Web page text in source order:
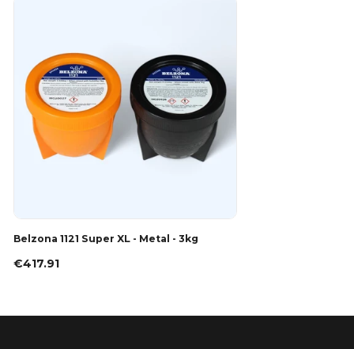
Belzona 1121 Super XL - Metal - 3kg
€417.91